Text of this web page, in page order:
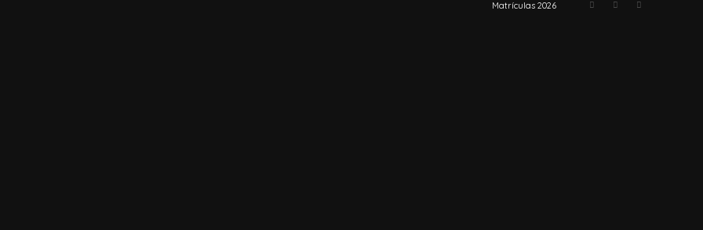
Matrículas 2026